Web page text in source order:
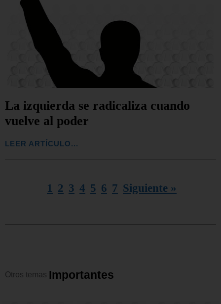
La izquierda se radicaliza cuando
vuelve al poder
LEER ARTÍCULO...
1 2 3 4 5 6 7 Siguiente »
Otros temas Importantes